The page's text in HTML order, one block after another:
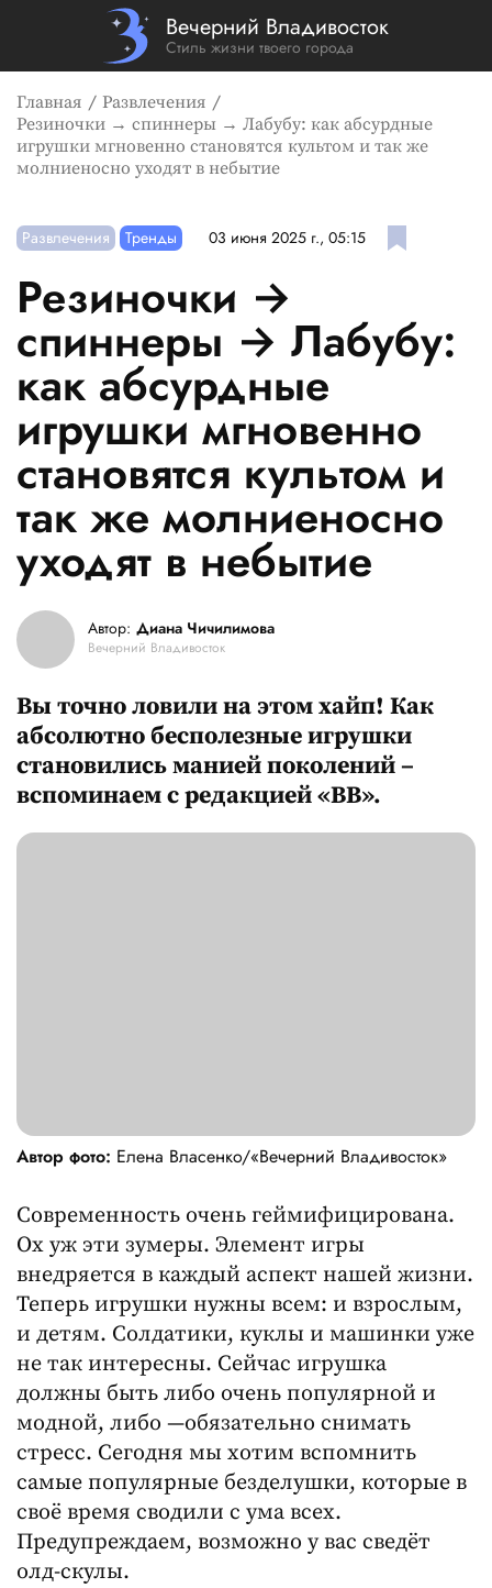
Вечерний Владивосток
Стиль жизни твоего города
Главная
Развлечения
Резиночки → спиннеры → Лабубу: как абсурдные
игрушки мгновенно становятся культом и так же
молниеносно уходят в небытие
Развлечения Тренды 03 июня 2025 г., 05:15
Резиночки →
спиннеры → Лабубу:
как абсурдные
игрушки мгновенно
становятся культом и
так же молниеносно
уходят в небытие
Автор: Диана Чичилимова
Вечерний Владивосток
Вы точно ловили на этом хайп! Как
абсолютно бесполезные игрушки
становились манией поколений –
вспоминаем с редакцией «ВВ».
Автор фото: Елена Власенко/«Вечерний Владивосток»
Современность очень геймифицирована.
Ох уж эти зумеры. Элемент игры
внедряется в каждый аспект нашей жизни.
Теперь игрушки нужны всем: и взрослым,
и детям. Солдатики, куклы и машинки уже
не так интересны. Сейчас игрушка
должны быть либо очень популярной и
модной, либо —обязательно снимать
стресс. Сегодня мы хотим вспомнить
самые популярные безделушки, которые в
своё время сводили с ума всех.
Предупреждаем, возможно у вас сведёт
олд-скулы.